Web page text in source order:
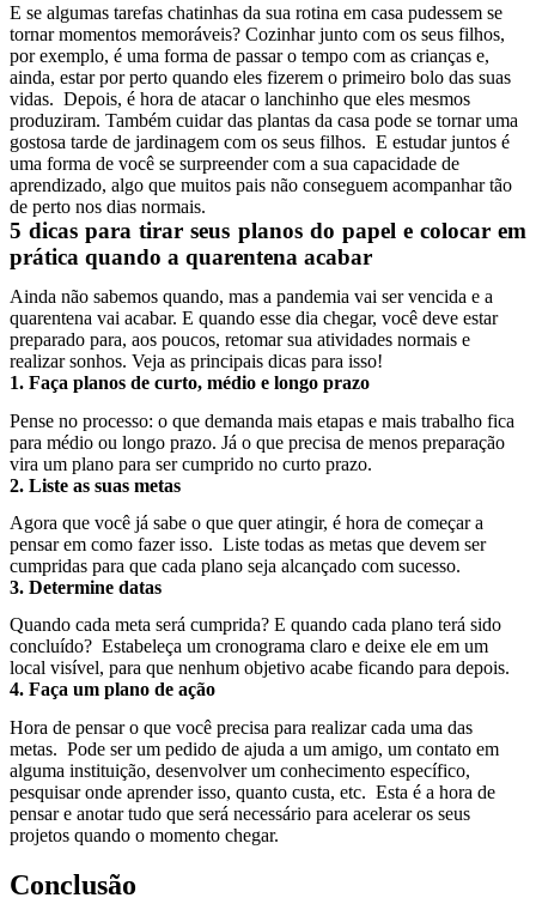
E se algumas tarefas chatinhas da sua rotina em casa pudessem se
tornar momentos memoráveis? Cozinhar junto com os seus filhos,
por exemplo, é uma forma de passar o tempo com as crianças e,
ainda, estar por perto quando eles fizerem o primeiro bolo das suas
vidas. Depois, é hora de atacar o lanchinho que eles mesmos
produziram. Também cuidar das plantas da casa pode se tornar uma
gostosa tarde de jardinagem com os seus filhos. E estudar juntos é
uma forma de você se surpreender com a sua capacidade de
aprendizado, algo que muitos pais não conseguem acompanhar tão
de perto nos dias normais.
5 dicas para tirar seus planos do papel e colocar em
prática quando a quarentena acabar
Ainda não sabemos quando, mas a pandemia vai ser vencida e a
quarentena vai acabar. E quando esse dia chegar, você deve estar
preparado para, aos poucos, retomar sua atividades normais e
realizar sonhos. Veja as principais dicas para isso!
1. Faça planos de curto, médio e longo prazo
Pense no processo: o que demanda mais etapas e mais trabalho fica
para médio ou longo prazo. Já o que precisa de menos preparação
vira um plano para ser cumprido no curto prazo.
2. Liste as suas metas
Agora que você já sabe o que quer atingir, é hora de começar a
pensar em como fazer isso. Liste todas as metas que devem ser
cumpridas para que cada plano seja alcançado com sucesso.
3. Determine datas
Quando cada meta será cumprida? E quando cada plano terá sido
concluído? Estabeleça um cronograma claro e deixe ele em um
local visível, para que nenhum objetivo acabe ficando para depois.
4. Faça um plano de ação
Hora de pensar o que você precisa para realizar cada uma das
metas. Pode ser um pedido de ajuda a um amigo, um contato em
alguma instituição, desenvolver um conhecimento específico,
pesquisar onde aprender isso, quanto custa, etc. Esta é a hora de
pensar e anotar tudo que será necessário para acelerar os seus
projetos quando o momento chegar.
Conclusão